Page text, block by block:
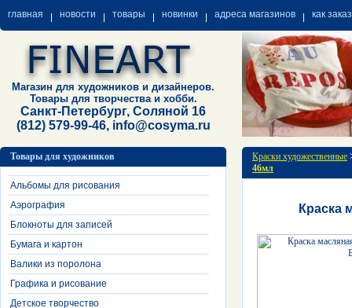
главная новости товары новинки адреса магазинов как
Магазин для художников и дизайнеров.
Товары для творчества и хобби.
Санкт-Петербург, Соляной 16
(812) 579-99-46, info@cosyma.ru
Товары для художников
Альбомы для рисования
Аэрография
Блокноты для записей
Бумага и картон
Валики из поролона
Графика и рисование
Детское творчество
Краски художественные
46мл
Краска